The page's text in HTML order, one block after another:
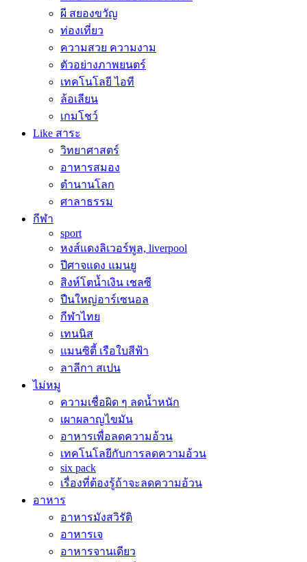
ผี สยองขวัญ
ท่องเที่ยว
ความสวย ความงาม
ตัวอย่างภาพยนตร์
เทคโนโลยี ไอที
ล้อเลียน
เกมโชว์
Like สาระ
วิทยาศาสตร์
อาหารสมอง
ตำนานโลก
ศาลาธรรม
กีฬา
sport
หงส์แดงลิเวอร์พูล, liverpool
ปีศาจแดง แมนยู
สิงห์โตน้ำเงิน เชลซี
ปืนใหญ่อาร์เซนอล
กีฬาไทย
เทนนิส
แมนซิตี้ เรือใบสีฟ้า
ลาลีกา สเปน
ไม่หมู
ความเชื่อผิด ๆ ลดน้ำหนัก
เผาผลาญไขมัน
อาหารเพื่อลดความอ้วน
เทคโนโลยีกับการลดความอ้วน
six pack
เรื่องที่ต้องรู้ถ้าจะลดความอ้วน
อาหาร
อาหารมังสวิรัติ
อาหารเจ
อาหารจานเดียว